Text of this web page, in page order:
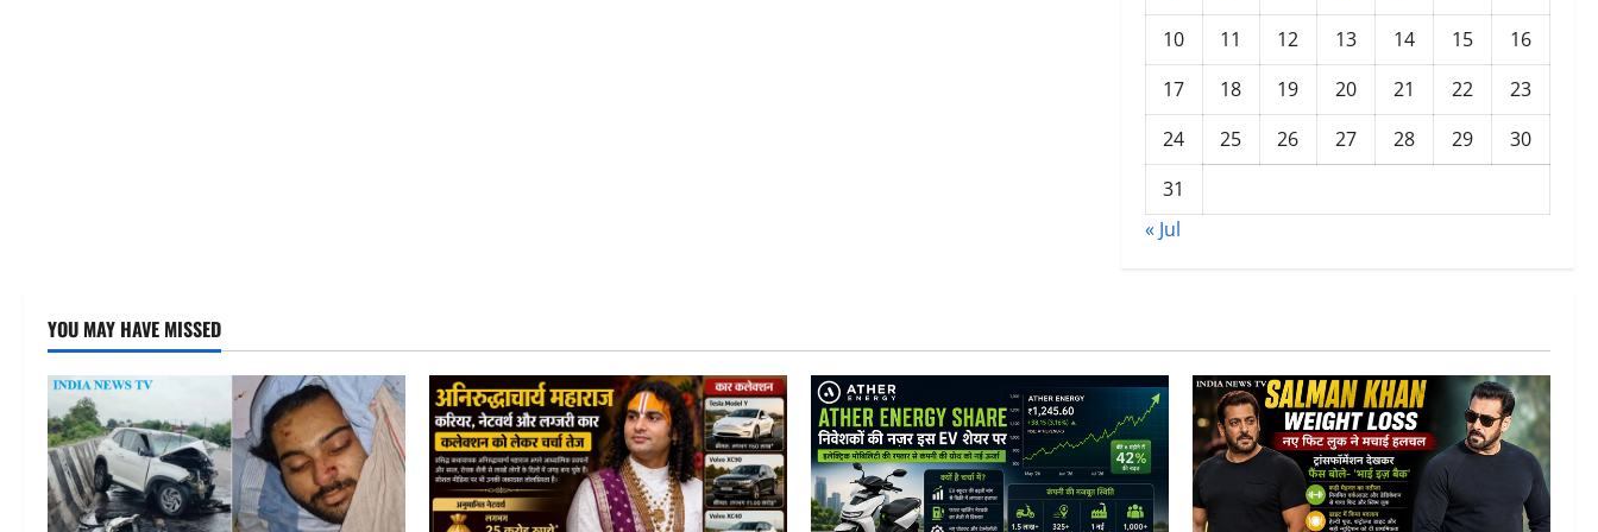
10
11 12 13 14 15
16
17
18 19 20 21 22
23
24
25 26 27 28 29
30
31
« Jul
YOU MAY HAVE MISSED